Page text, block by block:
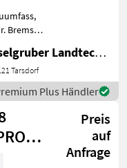
Bremsen,
Beste Ma
Amselgruber Landtechnik GmbH
Tarsdorf
Plus Händler
Preis
auf
Anfrage